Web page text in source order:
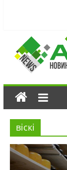
віскі